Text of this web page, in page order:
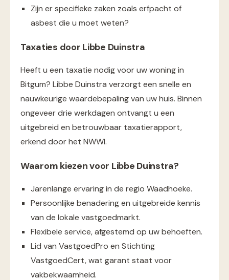
Zijn er specifieke zaken zoals erfpacht of
asbest die u moet weten?
Taxaties door Libbe Duinstra
Heeft u een taxatie nodig voor uw woning in
Bitgum? Libbe Duinstra verzorgt een snelle en
nauwkeurige waardebepaling van uw huis. Binnen
ongeveer drie werkdagen ontvangt u een
uitgebreid en betrouwbaar taxatierapport,
erkend door het NWWI​.
Waarom kiezen voor Libbe Duinstra?
Jarenlange ervaring in de regio Waadhoeke.
Persoonlijke benadering en uitgebreide kennis
van de lokale vastgoedmarkt.
Flexibele service, afgestemd op uw behoeften.
Lid van VastgoedPro en Stichting
VastgoedCert, wat garant staat voor
vakbekwaamheid.